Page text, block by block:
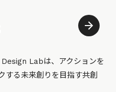
Labは、アクションを
する未来創りを目指す共創